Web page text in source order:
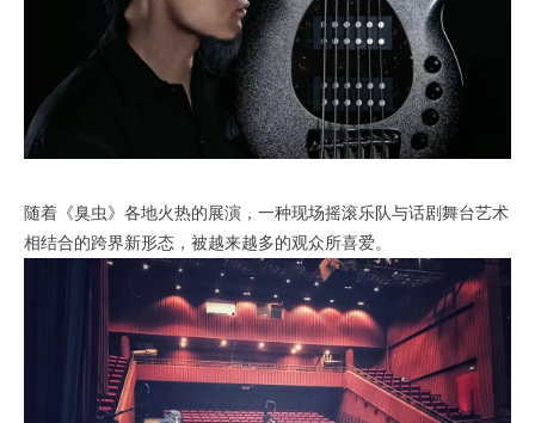
随着《臭虫》各地火热的展演，一种现场摇滚乐队与话剧舞台艺术
相结合的跨界新形态，被越来越多的观众所喜爱。